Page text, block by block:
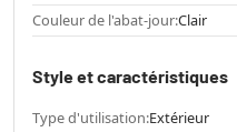
Couleur de l'abat-jour:Clair
Style et caractéristiques
Type d'utilisation:Extérieur